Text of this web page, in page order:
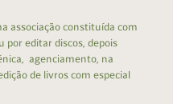
associação constituída com
por editar discos, depois
agenciamento, na
de livros com especial